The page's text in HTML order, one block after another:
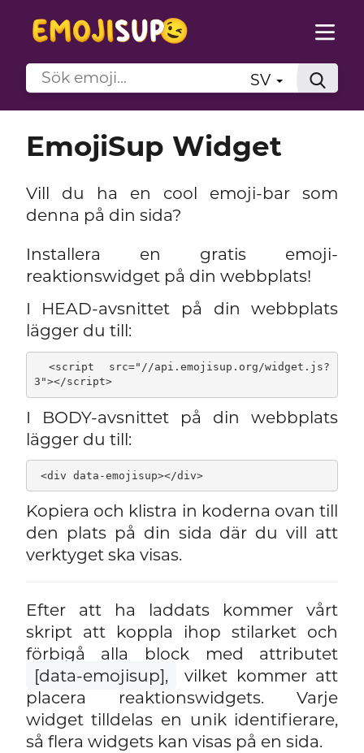
SV
EmojiSup Widget
Vill du ha en cool emoji-bar som
denna på din sida?
Installera en gratis emoji-
reaktionswidget på din webbplats!
I HEAD-avsnittet på din webbplats
lägger du till:
3"></script>
I BODY-avsnittet på din webbplats
lägger du till:
<div data-emojisup></div>
Kopiera och klistra in koderna ovan till
den plats på din sida där du vill att
verktyget ska visas.
Efter att ha laddats kommer vårt
skript att koppla ihop stilarket och
förbigå alla block med attributet
[data-emojisup],
vilket kommer att
placera reaktionswidgets. Varje
widget tilldelas en unik identifierare,
så flera widgets kan visas på en sida.